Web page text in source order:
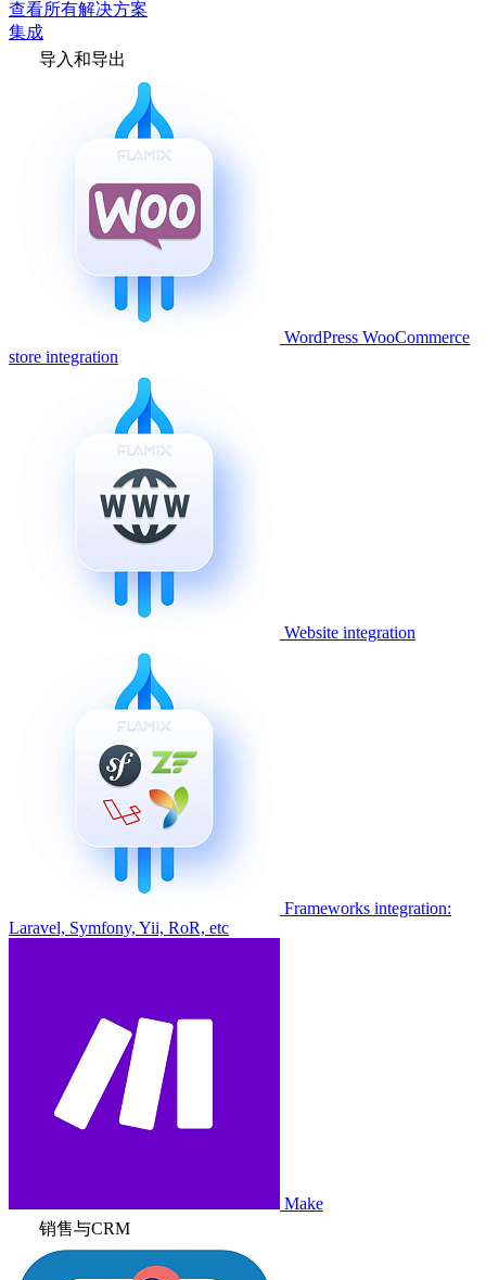
查看所有解决方案
集成
导入和导出
WordPress WooCommerce
store integration
Website integration
Frameworks integration:
Laravel, Symfony, Yii, RoR, etc
Make
销售与CRM